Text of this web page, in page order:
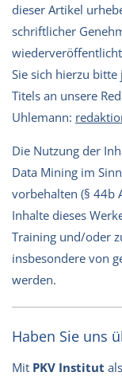
dieser Artikel
schriftlicher
Sie sich hierzu bitte
Titels an unsere
Uhlemann:
Die Nutzung der
Data Mining im
vorbehalten (§ 44b
Inhalte dieses
Training und/oder
insbesondere von
werden.
Haben Sie uns
Mit PKV Institut